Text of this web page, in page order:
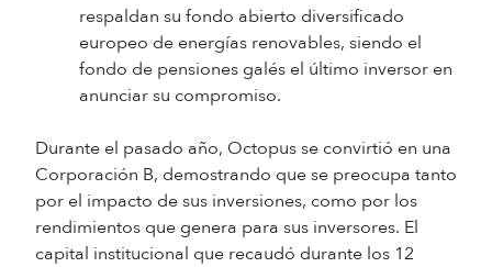
respaldan su fondo abierto diversificado
europeo de energías renovables, siendo el
fondo de pensiones galés el último inversor en
anunciar su compromiso.
Durante el pasado año, Octopus se convirtió en una
Corporación B, demostrando que se preocupa tanto
por el impacto de sus inversiones, como por los
rendimientos que genera para sus inversores. El
capital institucional que recaudó durante los 12